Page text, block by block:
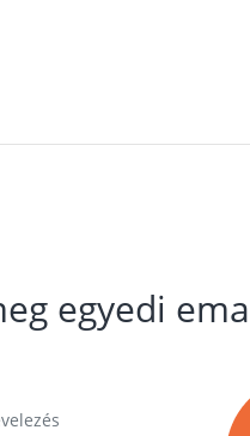
egyedi